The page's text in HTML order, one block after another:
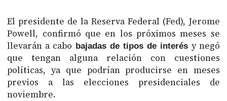
El presidente de la Reserva Federal (Fed), Jerome
Powell, confirmó que en los próximos meses se
llevarán a cabo bajadas de tipos de interés y negó
que tengan alguna relación con cuestiones
políticas, ya que podrían producirse en meses
previos a las elecciones presidenciales de
noviembre.